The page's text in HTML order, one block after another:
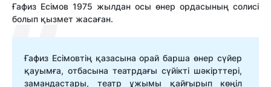
Ғафиз Есімов 1975 жылдан осы өнер ордасының солисі
болып қызмет жасаған.
Ғафиз Есімовтің қазасына орай барша өнер сүйер
қауымға, отбасына театрдағы сүйікті шәкірттері,
замандастары, театр ұжымы қайғырып көңіл